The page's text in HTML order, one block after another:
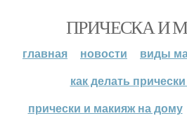
ПРИЧЕСКА И
главная новости
виды
как делать
прически и макияж на дому